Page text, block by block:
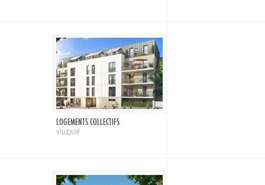
LOGEMENTS COLLECTIFS
villejuif